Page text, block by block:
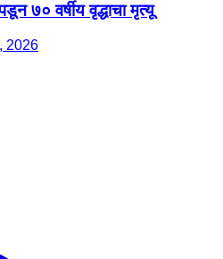
७० वर्षीय वृद्धाचा मृत्यू
2026